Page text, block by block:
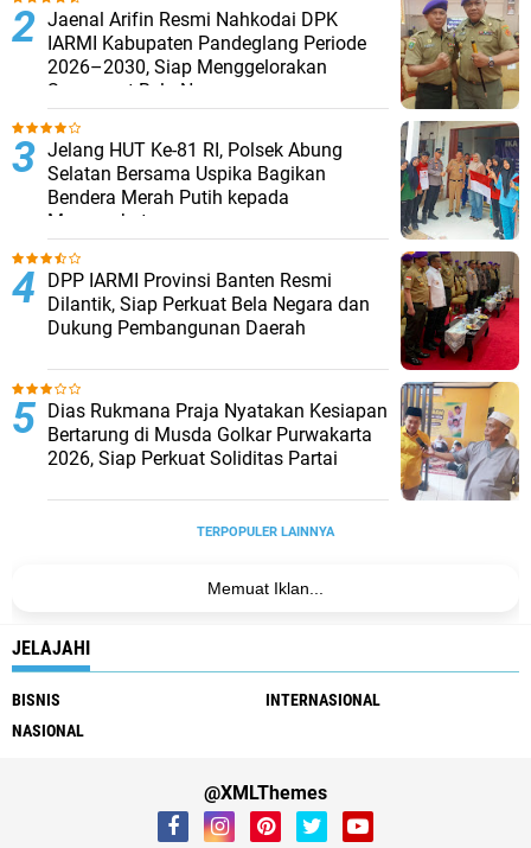
Jaenal Arifin Resmi Nahkodai DPK
IARMI Kabupaten Pandeglang Periode
2026–2030, Siap Menggelorakan
Semangat Bela Negara
Jelang HUT Ke-81 RI, Polsek Abung
Selatan Bersama Uspika Bagikan
Bendera Merah Putih kepada
Masyarakat
DPP IARMI Provinsi Banten Resmi
Dilantik, Siap Perkuat Bela Negara dan
Dukung Pembangunan Daerah
Dias Rukmana Praja Nyatakan Kesiapan
Bertarung di Musda Golkar Purwakarta
2026, Siap Perkuat Soliditas Partai
TERPOPULER LAINNYA
Memuat Iklan...
JELAJAHI
BISNIS
INTERNASIONAL
NASIONAL
@XMLThemes